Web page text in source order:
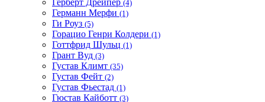
(4)
Германн Мерфи (1)
Ги Роуз (5)
Горацио Генри Колдери (1)
Готтфрид Шульц (1)
Грант Вуд (3)
Густав Климт (35)
Густав Фейт (2)
Густав Фьестад (1)
Гюстав Кайботт (3)